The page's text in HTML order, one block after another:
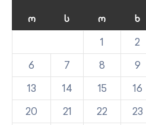
Ო Ს Ო Ხ
1 2
6
7 8 9
13
14 15 16
20
21 22 23